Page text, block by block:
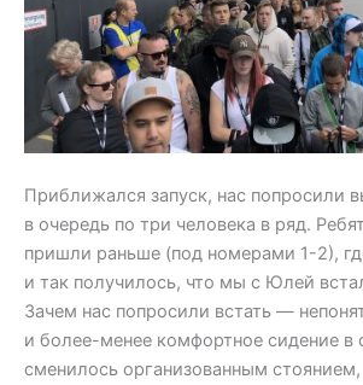
Приближался запуск, нас попросили
в очередь по три человека в ряд.
пришли раньше (под номерами 1-2),
и так получилось, что мы с Юлей
Зачем нас попросили встать —
и более-менее комфортное сидение в
сменилось организованным стоянием,